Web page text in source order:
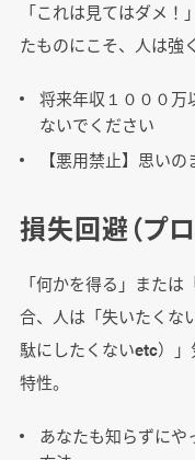
「これは見てはダメ
たものにこそ、人は強
将来年収１０００万
ないでください
【悪用禁止】思い
損失回避（プ
「何かを得る」また
合、人は「失いたくな
駄にしたくないetc）
特性。
あなたも知らずにや